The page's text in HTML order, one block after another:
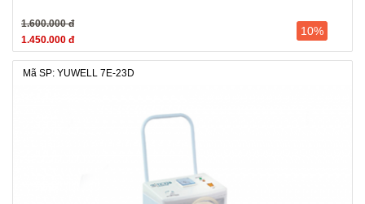
1.600.000 đ
1.450.000 đ
10%
Mã SP: YUWELL 7E-23D